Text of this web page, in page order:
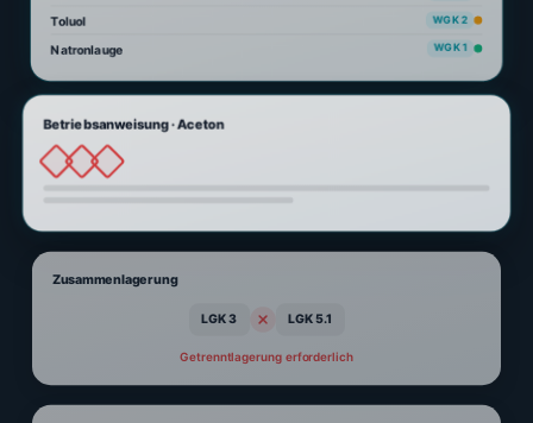
Toluol WGK 2
Natronlauge WGK 1
Betriebsanweisung · Aceton
Zusammenlagerung
LGK 3 LGK 5.1
Getrenntlagerung erforderlich